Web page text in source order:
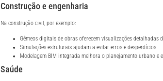
Construção e engenharia
Na construção civil, por exemplo:
Gêmeos digitais de obras oferecem visualizações detalhadas
Simulações estruturais ajudam a evitar erros e desperdícios
Modelagem BIM integrada melhora o planejamento urbano e
Saúde